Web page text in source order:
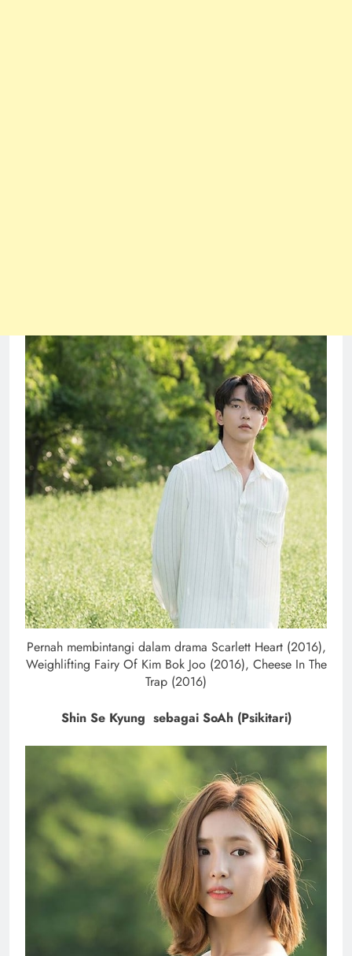
Pernah membintangi dalam drama Scarlett Heart (2016),
Weighlifting Fairy Of Kim Bok Joo (2016), Cheese In The
Trap (2016)
Shin Se Kyung sebagai SoAh (Psikitari)